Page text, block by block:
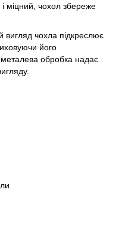
міцний, чохол збереже
вигляд чохла підкреслює
його
обробка надає